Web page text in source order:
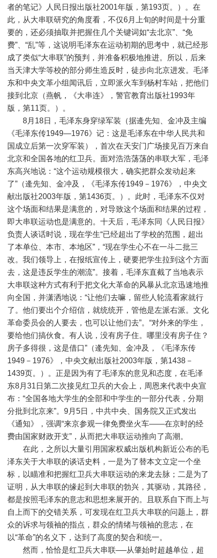
者的笔记》人民日报出版社2001年版，第193页。）。在
此，从大串联研究的角度看，不仅6月上旬的时间是十分重
要的，还必须抽取并把握住几个关键词如“去北京”、“免
费”、“乱”等，这说明毛泽东在运动初期的思考中，就已经形
成了类似“大串联”的预判，并准备积极地推进。所以，后来
当天津大学等校的部分师生造反时，徒步向北京进发。毛泽
东和中央文革小组闻讯后，立即派火车到杨村车站，把他们
接到北京（燕帆，《大串连》，警官教育出版社1993年
版，第11页。）。
8月18日，毛泽东身穿绿军装（据逄先知、金冲及主编
《毛泽东传1949—1976》记：这是毛泽东在中华人民共和
国成立后第一次穿军装），首次在天安门广场接见百万来自
北京和全国各地的红卫兵。面对浩浩荡荡的串联大军，毛泽
东高兴地说：“这个运动规模很大，确实把群众发动起来
了”（逄先知、金冲及，《毛泽东传1949－1976》，中央文
献出版社2003年版，第1436页。）。此时，毛泽东不仅对
这个场面和结果是满意的，对导致这个场面和结果的过程，
即大串联运动也是满意的。十天后，毛泽东同《人民日报》
负责人谈话时说，现在学生“已经超出了学校的范围，超出
了本单位、本市、本地区”，“现在学生心不在一斗二批三
改。我们领导上，在报纸宣传上，硬要把学生拉到这个方面
去，这是违反学生的潮流”。接着，毛泽东直截了当地表示
大串联这种方式有利于把文化大革命的风暴从北京迅速地推
向全国，并潇洒地说：“让他们去嘛，留些人轮流看家就行
了。他们要出个介绍信，就统统开，管他是左派右派。文化
革命委员会的人要去，也可以让他们去”。“对外来的学生，
要给他们搞伙食。有人说，没有房子住。哪里没有房子住？
房子多得很，这是借口”（逄先知、金冲及，《毛泽东传
1949－1976》，中央文献出版社2003年版，第1438－
1439页。）。正是因为有了毛泽东的意见和态度，在毛泽
东8月31日第二次接见红卫兵的大会上，周恩来代表中央宣
布：“全国各地大学生的全部和中学生的一部分代表，分期
分批到北京来”。9月5日，中共中央、国务院又正式发出
《通知》，强调“来京参观一律免费坐火车——在京时的经
费由国家财政开支”，从而把大串联运动推向了高潮。
在此，之所以大量引用国家权威出版机构新近公布的毛
泽东关于大串联的谈话史料，一是为了替本文立定一个坐
标，以瞄准和把握红卫兵大串联运动的来龙去脉；二是为了
证明，从大串联的缘起到大串联的勃兴，其驱动，其路径，
都是按照毛泽东的意志和思想来展开的。且联系自下而上与
自上而下的交错关系，可发现在红卫兵大串联的问题上，群
众的诉求与领袖的指点，群众的情绪与领袖的意志，在
以“革命”的名义下，达到了高度的契合和统一。
然而，恰恰是红卫兵大串联──从肇始时超越单位，超